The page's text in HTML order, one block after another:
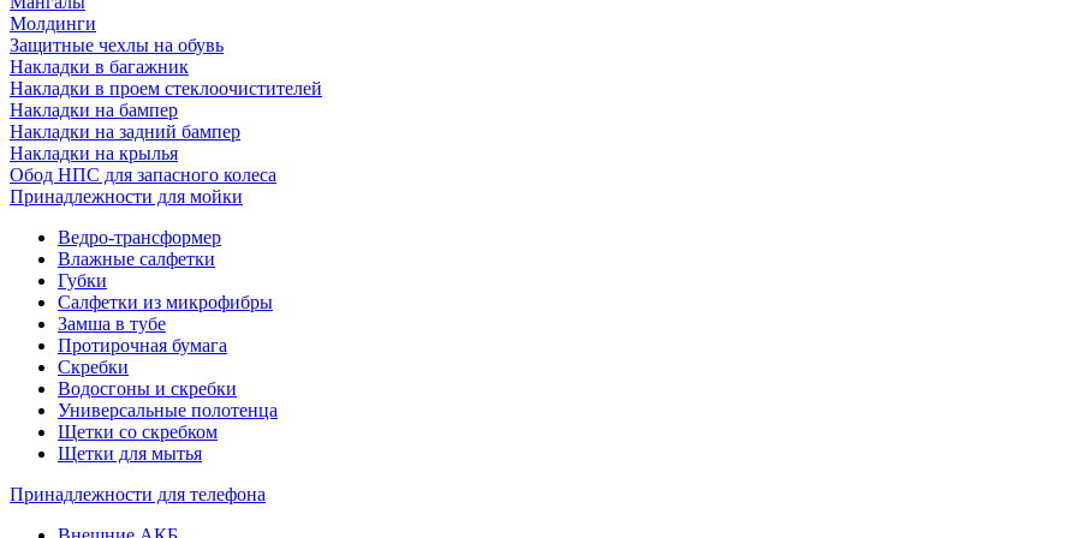
Молдинги
Защитные чехлы на обувь
Накладки в багажник
Накладки в проем стеклоочистителей
Накладки на бампер
Накладки на задний бампер
Накладки на крылья
Обод НПС для запасного колеса
Принадлежности для мойки
Ведро-трансформер
Влажные салфетки
Губки
Салфетки из микрофибры
Замша в тубе
Протирочная бумага
Скребки
Водосгоны и скребки
Универсальные полотенца
Щетки со скребком
Щетки для мытья
Принадлежности для телефона